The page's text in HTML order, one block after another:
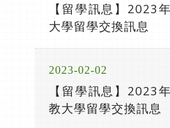
【留學訊息】2023
大學留學交換訊息
2023-02-02
【留學訊息】2023
教大學留學交換訊息